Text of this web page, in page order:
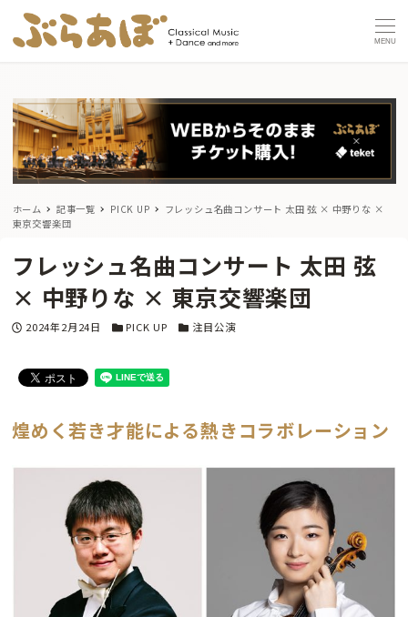
MENU
ホーム 記事一覧 PICK UP
フレッシュ名曲コンサート 太田 弦 × 中野りな ×
東京交響楽団
フレッシュ名曲コンサート 太田 弦
× 中野りな × 東京交響楽団
投稿日
2024年2月24日 カテゴリー
PICK UP カテゴリー
注目公演
煌めく若き才能による熱きコラボレーション